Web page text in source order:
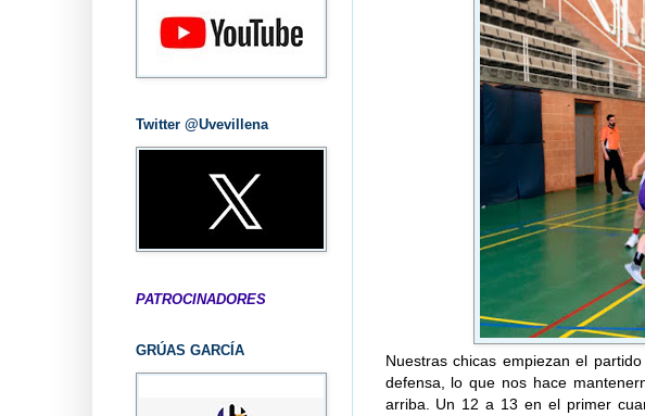
Nuestras chicas empiezan el
defensa, lo que nos hace
arriba. Un 12 a 13 en el primer
Twitter @Uvevillena
PATROCINADORES
GRÚAS GARCÍA